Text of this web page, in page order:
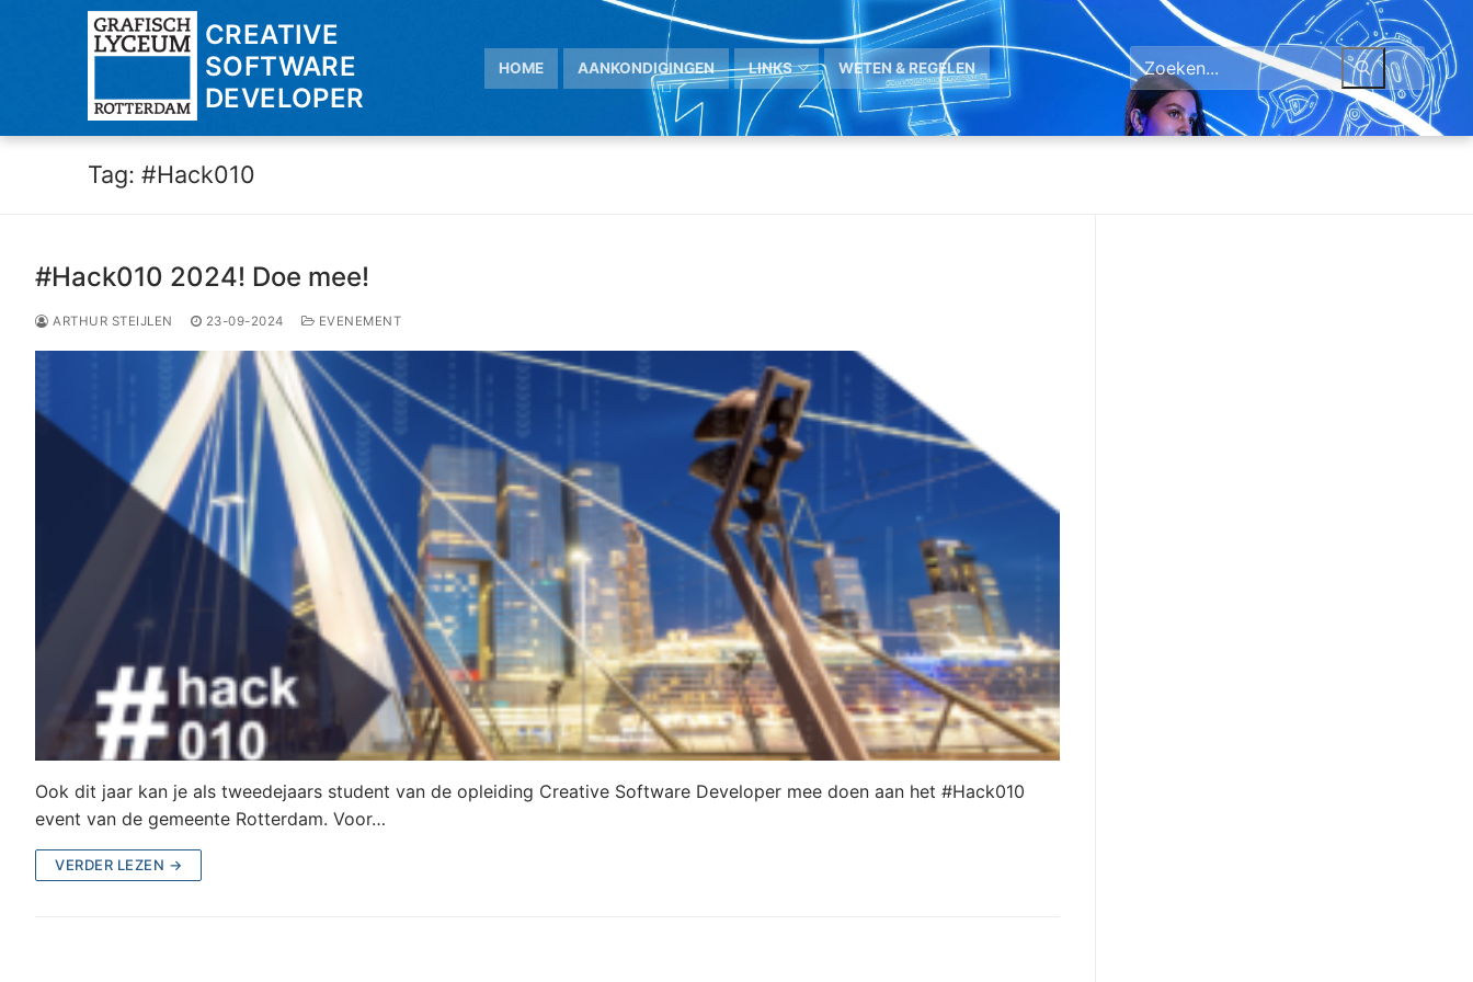
CREATIVE
SOFTWARE
DEVELOPER
HOME AANKONDIGINGEN LINKS WETEN & REGELEN
Zoeken
naar:
Tag: #Hack010
#Hack010 2024! Doe mee!
ARTHUR STEIJLEN 23-09-2024 EVENEMENT
Ook dit jaar kan je als tweedejaars student van de opleiding Creative Software Developer mee doen aan het #Hack010
event van de gemeente Rotterdam. Voor…
VERDER LEZEN →